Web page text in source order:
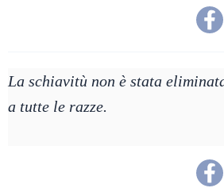
La schiavitù non è stata
a tutte le razze.